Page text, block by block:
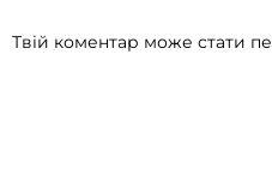
Твій коментар може стати